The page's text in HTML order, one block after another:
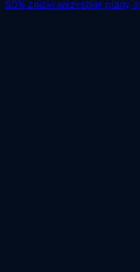
50% zniżki wszystkie plany,